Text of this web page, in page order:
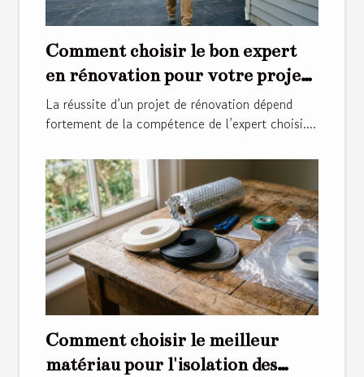
Comment choisir le bon expert
en rénovation pour votre projet
?
La réussite d’un projet de rénovation dépend
fortement de la compétence de l’expert choisi....
Comment choisir le meilleur
matériau pour l'isolation des